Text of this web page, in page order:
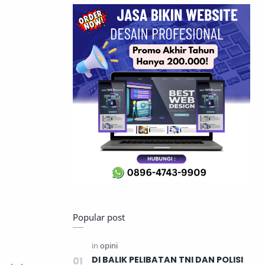
Popular post
DI BALIK PELIBATAN TNI DAN POLISI